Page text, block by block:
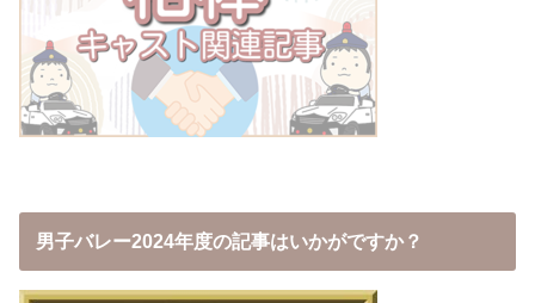
男子バレー2024年度の記事はいかがですか？